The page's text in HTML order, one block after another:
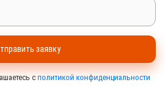
заявку
с политикой конфиденциальности